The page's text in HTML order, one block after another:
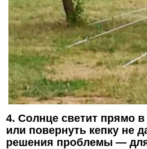
4. Солнце светит прямо в
или повернуть кепку не
решения проблемы —